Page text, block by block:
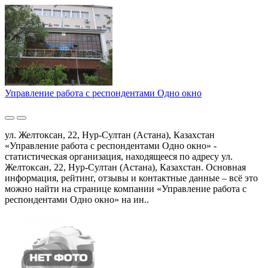
Управление работа с респондентами Одно окно
ул. Желтоксан, 22, Нур-Султан (Астана), Казахстан
«Управление работа с респондентами Одно окно» -
статистическая организация, находящееся по адресу ул.
Желтоксан, 22, Нур-Султан (Астана), Казахстан. Основная
информация, рейтинг, отзывы и контактные данные – всё это
можно найти на странице компании «Управление работа с
респондентами Одно окно» на ин..